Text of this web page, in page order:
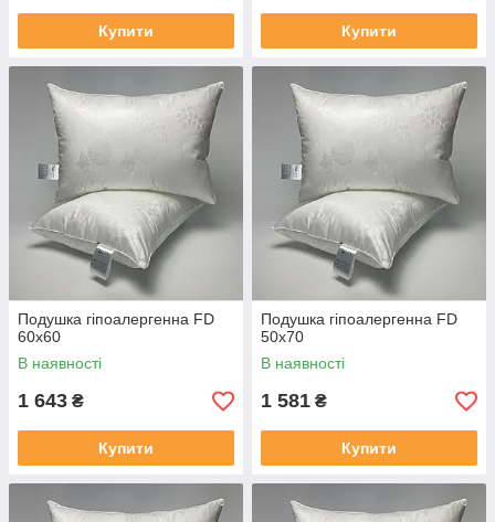
Купити Купити
Подушка гіпоалергенна FD
60x60
В наявності
1 643 ₴
Купити
Подушка гіпоалергенна FD
50x70
В наявності
1 581 ₴
Купити